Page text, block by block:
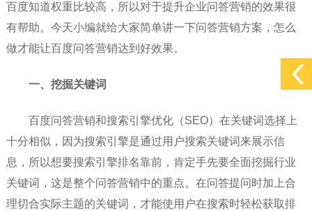
百度知道权重比较高，所以对于提升企业问答营销的效果很
有帮助。今天小编就给大家简单讲一下问答营销方案，怎么
做才能让百度问答营销达到好效果。
一、挖掘关键词
百度问答营销和搜索引擎优化（SEO）在关键词选择上
十分相似，因为搜索引擎是通过用户搜索关键词来展示信
息，所以想要搜索引擎排名靠前，肯定手先要全面挖掘行业
关键词，这是整个问答营销中的重点。在问答提问时加上合
理切合实际主题的关键词，才能使用户在搜索时轻松获取排